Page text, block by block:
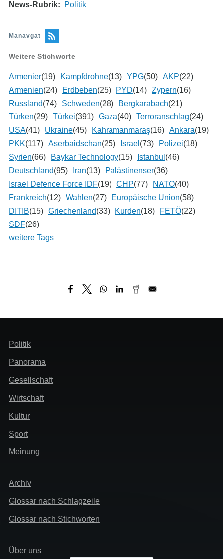
News-Rubrik Politik
Manavgat
Weitere Stichworte
Armenier(19) Kampfdrohne(13) YPG(50) AKP(22)
Armenien(24) Erdbeben(25) PYD(14) Zypern(16)
Russland(74) Schweden(28) Bergkarabach(21)
Türken(29) Türkei(391) Gaza(40) Terroranschlag(24)
USA(41) Ukraine(45) Kahramanmaraş(16) Ankara(19)
PKK(117) Aserbaidschan(25) Israel (73) Polizei(18)
Syrien(66) Baykar Technology(15) Istanbul (46)
Deutschland(95) Iran(13) Palästinenser(36)
Israel Defence Force IDF(19) CHP(77) NATO(40)
Frankreich(12) Wahlen(27) Europäische Union(58)
DITIB(15) Griechenland(33) Kurden(18) FETÖ(22)
SDF(26)
weitere Tags
Header
Politik
Panorama
Gesellschaft
Wirtschaft
Kultur
Sport
Meinung
Extra
Archiv
Glossar nach Schlagzeile
Glossar nach Stichworten
Links
Über uns